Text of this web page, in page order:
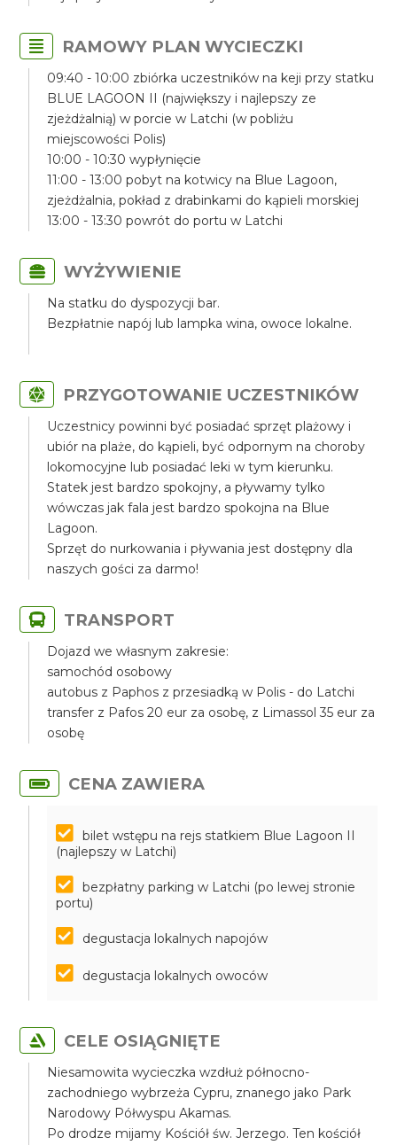
RAMOWY PLAN WYCIECZKI
09:40 - 10:00 zbiórka uczestników na keji przy statku
BLUE LAGOON II (największy i najlepszy ze
zjeżdżalnią) w porcie w Latchi (w pobliżu
miejscowości Polis)
10:00 - 10:30 wypłynięcie
11:00 - 13:00 pobyt na kotwicy na Blue Lagoon,
zjeżdżalnia, pokład z drabinkami do kąpieli morskiej
13:00 - 13:30 powrót do portu w Latchi
WYŻYWIENIE
Na statku do dyspozycji bar.
Bezpłatnie napój lub lampka wina, owoce lokalne.
PRZYGOTOWANIE UCZESTNIKÓW
Uczestnicy powinni być posiadać sprzęt plażowy i
ubiór na plaże, do kąpieli, być odpornym na choroby
lokomocyjne lub posiadać leki w tym kierunku.
Statek jest bardzo spokojny, a pływamy tylko
wówczas jak fala jest bardzo spokojna na Blue
Lagoon.
Sprzęt do nurkowania i pływania jest dostępny dla
naszych gości za darmo!
TRANSPORT
Dojazd we własnym zakresie:
samochód osobowy
autobus z Paphos z przesiadką w Polis - do Latchi
transfer z Pafos 20 eur za osobę, z Limassol 35 eur za
osobę
CENA ZAWIERA
bilet wstępu na rejs statkiem Blue Lagoon II
(najlepszy w Latchi)
bezpłatny parking w Latchi (po lewej stronie
portu)
degustacja lokalnych napojów
degustacja lokalnych owoców
CELE OSIĄGNIĘTE
Niesamowita wycieczka wzdłuż północno-
zachodniego wybrzeża Cypru, znanego jako Park
Narodowy Półwyspu Akamas.
Po drodze mijamy Kościół św. Jerzego. Ten kościół